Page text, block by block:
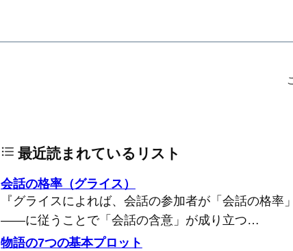
最近読まれているリスト
会話の格率（グライス）
『グライスによれば、会話の参加者が「会話の格
――に従うことで「会話の含意」が成り立つ…
物語の7つの基本プロット